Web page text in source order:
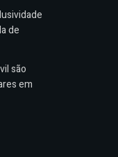
de
são
em